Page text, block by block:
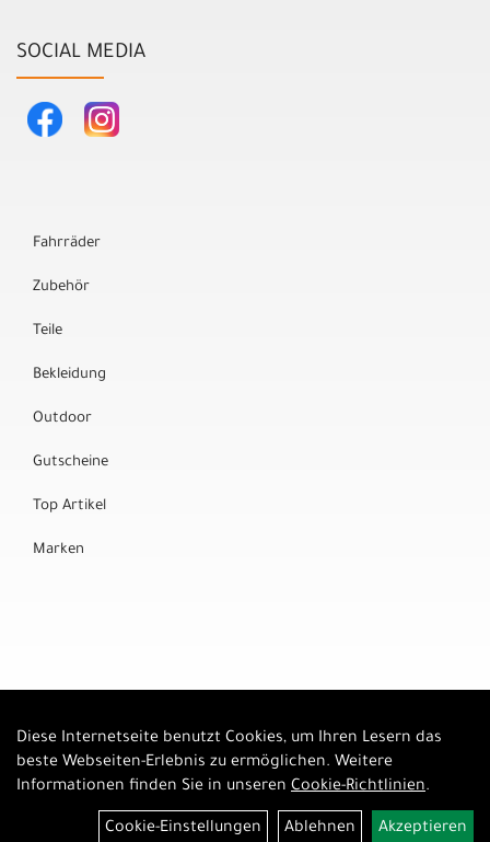
SOCIAL MEDIA
Fahrräder
Zubehör
Teile
Bekleidung
Outdoor
Gutscheine
Top Artikel
Marken
Diese Internetseite benutzt Cookies, um Ihren Lesern das
beste Webseiten-Erlebnis zu ermöglichen. Weitere
Informationen finden Sie in unseren Cookie-Richtlinien.
Cookie-Einstellungen Ablehnen Akzeptieren
Auftrag widerrufen